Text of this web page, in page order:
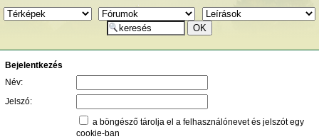
Bejelentkezés
Név:
Jelszó:
a böngésző tárolja el a felhasználónevet és jelszót egy
cookie-ban